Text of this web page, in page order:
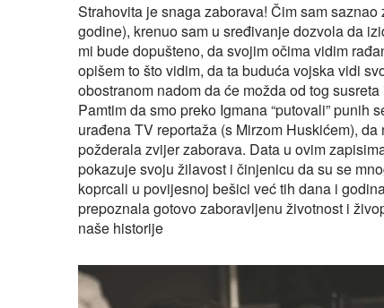
Strahovita je snaga zaborava! Čim sam
godine), krenuo sam u sređivanje dozvola da
mi bude dopušteno, da svojim očima vidim
opišem to što vidim, da ta buduća vojska vidi
obostranom nadom da će možda od tog
Pamtim da smo preko Igmana “putovali” punih
urađena TV reportaža (s Mirzom Huskićem),
požderala zvijer zaborava. Data u ovim
pokazuje svoju žilavost i činjenicu da su se
koprcali u povijesnoj bešici već tih dana i
prepoznala gotovo zaboravljenu životnost i
naše historije